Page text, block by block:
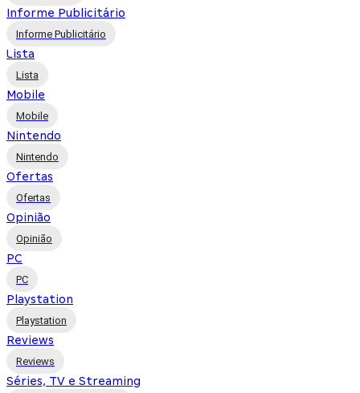
Informe Publicitário
Informe Publicitário
Lista
Lista
Mobile
Mobile
Nintendo
Nintendo
Ofertas
Ofertas
Opinião
Opinião
PC
PC
Playstation
Playstation
Reviews
Reviews
Séries, TV e Streaming